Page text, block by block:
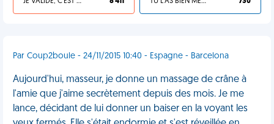
Par Coup2boule - 24/11/2015 10:40 - Espagne - Barcelona
Aujourd'hui, masseur, je donne un massage de crâne à
l'amie que j'aime secrètement depuis des mois. Je me
lance, décidant de lui donner un baiser en la voyant les